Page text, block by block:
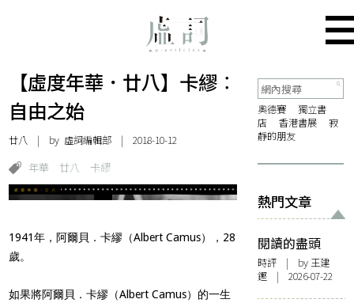
【虛度年華．廿八】卡繆︰
自由之始
廿八 | by 虛詞編輯部 | 2018-10-12
年華 廿八 卡繆
1941年，阿爾貝．卡繆（Albert Camus），28
歲。
如果將阿爾貝．卡繆（Albert Camus）的一生
奧德賽
獨立書
店
香港書展
寂
靜的朋友
熱門文章
閱讀的盡頭
時評 | by 王建
鏗 | 2026-07-22